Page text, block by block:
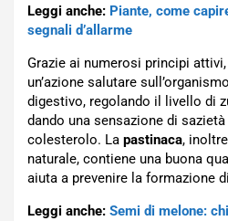
Leggi anche: Piante, come
segnali d’allarme
Grazie ai numerosi principi
un’azione salutare
digestivo, regolando il livello di
dando una sensazione di
colesterolo. La pastinaca,
naturale, contiene una buona
aiuta a prevenire la formazione
Leggi anche: Semi di melone: